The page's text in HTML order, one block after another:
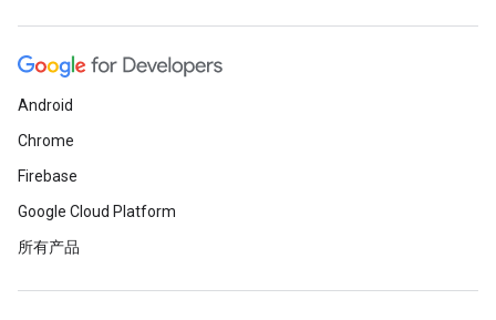
Android
Chrome
Firebase
Google Cloud Platform
所有产品